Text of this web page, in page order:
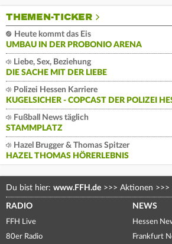
THEMEN-TICKER
Heute kommt das Eis
UMBAU IN DER PROBONIO ARENA
Liebe, Sex, Beziehung
DIE SACHE MIT DER LIEBE
Polizei Hessen Karriere
KUGELSICHER - COPCAST DER POLIZEI
Fußball News täglich
STAMMPLATZ
Hazel Brugger & Thomas Spitzer
HAZEL THOMAS HÖRERLEBNIS
Du bist hier: www.FFH.de >>> Aktionen >>>
RADIO
FFH Live
80er Radio
NEWS
Hessen
Frankfurt